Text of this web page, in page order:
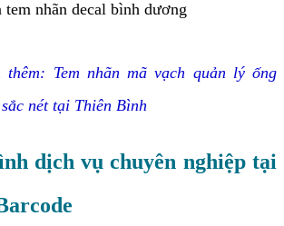
Tem nhãn mã vạch quản lý ống
nét tại Thiên Bình
dịch vụ chuyên nghiệp tại